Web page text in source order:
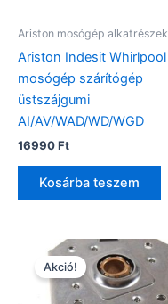
Ariston mosógép alkatrészek
Ariston Indesit Whirlpool
mosógép szárítógép
üstszájgumi
AI/AV/WAD/WD/WGD
16990Ft
Kosárba teszem
Akció!